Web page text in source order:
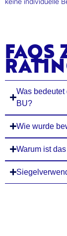
FAQS
Was
BU?
Wie wurde
Warum ist